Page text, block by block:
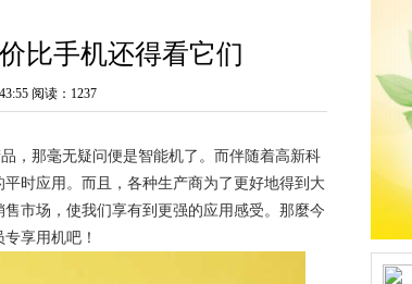
比手机还得看它们
阅读：1237
，那毫无疑问便是智能机了。而伴随着高新科
时应用。而且，各种生产商为了更好地得到大
市场，使我们享有到更强的应用感受。那麼今
享用机吧！